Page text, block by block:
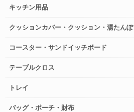
キッチン用品
クッションカバー・クッション・湯たんぽ
コースター・サンドイッチボード
テーブルクロス
トレイ
バッグ・ポーチ・財布